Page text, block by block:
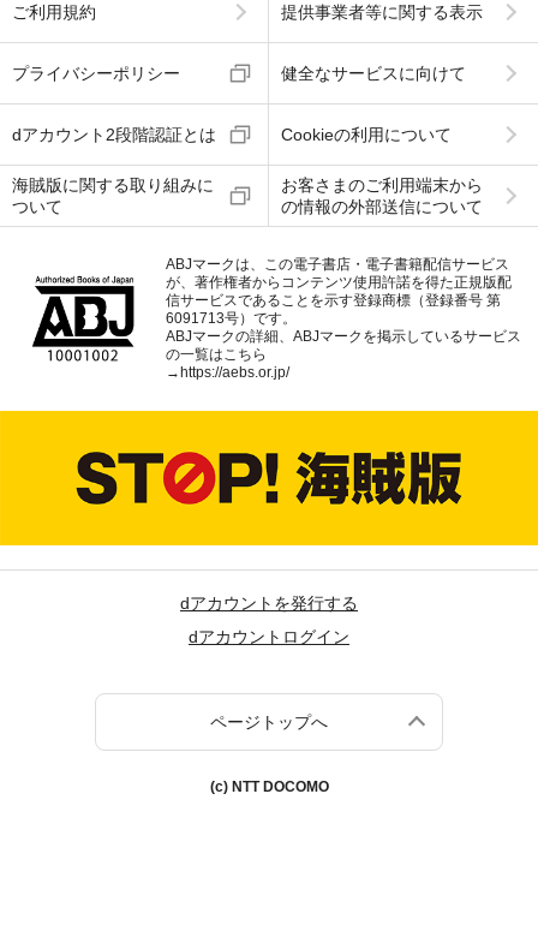
ご利用規約 提供事業者等に関する表示
プライバシーポリシー 健全なサービスに向けて
dアカウント2段階認証とは Cookieの利用について
海賊版に関する取り組みに
ついて
お客さまのご利用端末から
の情報の外部送信について
ABJマークは、この電子書店・電子書籍配信サービス
が、著作権者からコンテンツ使用許諾を得た正規版配
信サービスであることを示す登録商標（登録番号 第
6091713号）です。
ABJマークの詳細、ABJマークを掲示しているサービス
の一覧はこちら
→https://aebs.or.jp/
dアカウントを発行する
dアカウントログイン
ページトップへ
(c) NTT DOCOMO